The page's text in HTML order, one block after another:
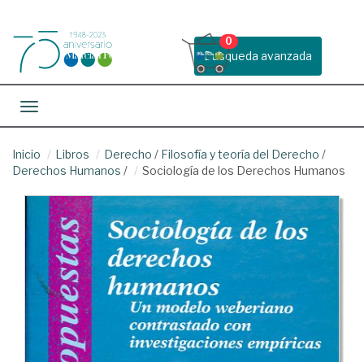
Busqueda avanzada
0
Toggle navigation
Inicio Libros Derecho / Filosofía y teoría del Derecho /
Derechos Humanos / Sociología de los Derechos Humanos